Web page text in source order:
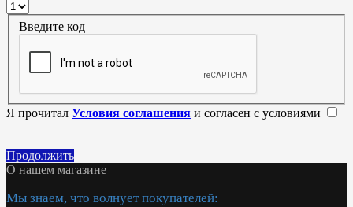
Введите код
Я прочитал Условия соглашения и согласен с условиями
Продолжить
О нашем магазине
Мы знаем, что волнует покупателей: